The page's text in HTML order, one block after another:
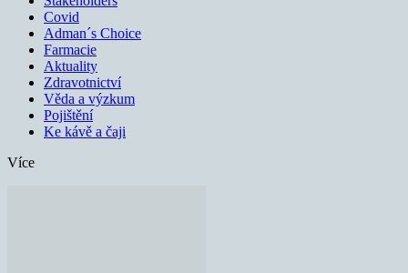
Covid
Adman´s Choice
Farmacie
Aktuality
Zdravotnictví
Věda a výzkum
Pojištění
Ke kávě a čaji
Více